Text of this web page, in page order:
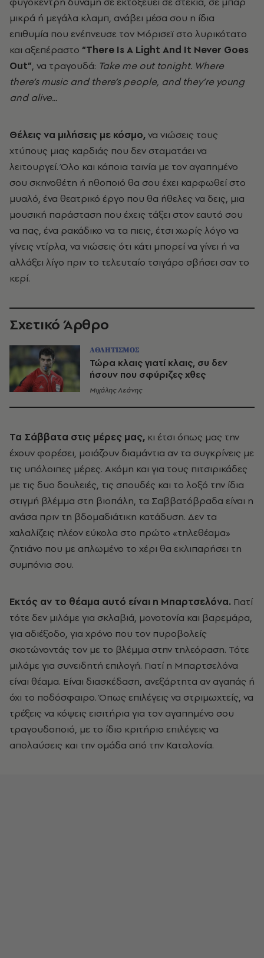
μικρά ή μεγάλα κλαμπ, ανάβει μέσα σου η ίδια
επιθυμία που ενέπνευσε τον Μόρισεϊ στο λυρικότατο
και αξεπέραστο “There Is A Light And It Never Goes
Out”, να τραγουδά: Take me out tonight. Where
there’s music and there’s people, αnd they’re young
and alive...
Θέλεις να μιλήσεις με κόσμο,να νιώσεις τους
χτύπους μιας καρδιάς που δεν σταματάει να
λειτουργεί. Όλο και κάποια ταινία με τον αγαπημένο
σου σκηνοθέτη ή ηθοποιό θα σου έχει καρφωθεί στο
μυαλό, ένα θεατρικό έργο που θα ήθελες να δεις, μια
μουσική παράσταση που έχεις τάξει στον εαυτό σου
να πας, ένα ρακάδικο να τα πιεις, έτσι χωρίς λόγο να
γίνεις ντίρλα, να νιώσεις ότι κάτι μπορεί να γίνει ή να
αλλάξει λίγο πριν το τελευταίο τσιγάρο σβήσει σαν το
κερί.
Σχετικό Άρθρο
ΑΘΛΗΤΙΣΜΟΣ
Τώρα κλαις γιατί κλαις, συ δεν
ήσουν που σφύριζες χθες
Μιχάλης Λεάνης
Τα Σάββατα στις μέρες μας, κι έτσι όπως μας την
έχουν φορέσει, μοιάζουν διαμάντια αν τα συγκρίνεις με
τις υπόλοιπες μέρες. Ακόμη και για τους πιτσιρικάδες
με τις δυο δουλειές, τις σπουδές και το λοξό την ίδια
στιγμή βλέμμα στη βιοπάλη, τα Σαββατόβραδα είναι η
ανάσα πριν τη βδομαδιάτικη κατάδυση. Δεν τα
χαλαλίζεις πλέον εύκολα στο πρώτο «τηλεθέαμα»
ζητιάνο που με απλωμένο το χέρι θα εκλιπαρήσει τη
συμπόνια σου.
Εκτός αν το θέαμα αυτό είναι η Μπαρτσελόνα. Γιατί
τότε δεν μιλάμε για σκλαβιά, μονοτονία και βαρεμάρα,
για αδιέξοδο, για χρόνο που τον πυροβολείς
σκοτώνοντάς τον με το βλέμμα στην τηλεόραση. Τότε
μιλάμε για συνειδητή επιλογή. Γιατί η Μπαρτσελόνα
είναι θέαμα. Είναι διασκέδαση, ανεξάρτητα αν αγαπάς ή
όχι το ποδόσφαιρο. Όπως επιλέγεις να στριμωχτείς, να
τρέξεις να κόψεις εισιτήρια για τον αγαπημένο σου
τραγουδοποιό, με το ίδιο κριτήριο επιλέγεις να
απολαύσεις και την ομάδα από την Καταλονία.